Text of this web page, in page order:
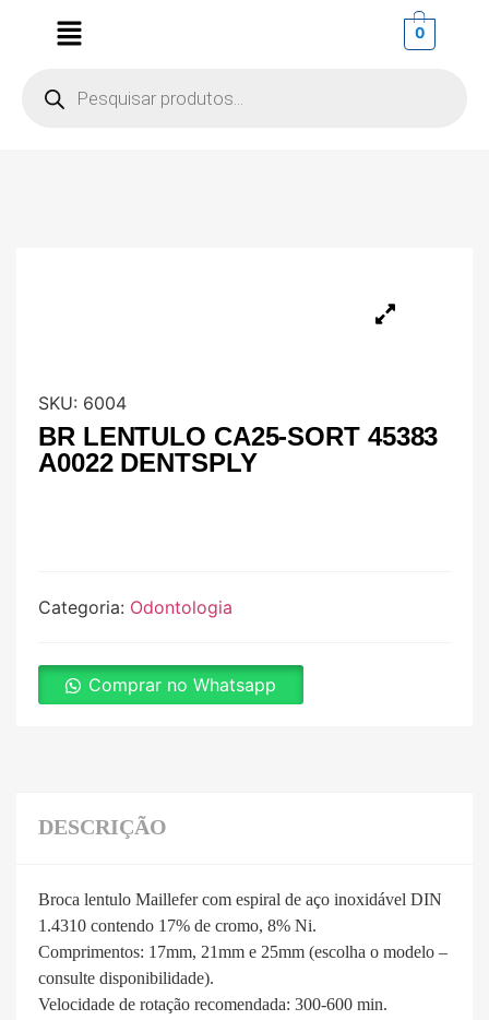
0
SKU: 6004
BR LENTULO CA25-SORT 45383
A0022 DENTSPLY
Categoria: Odontologia
Comprar no Whatsapp
DESCRIÇÃO
Broca lentulo Maillefer com espiral de aço inoxidável DIN
1.4310 contendo 17% de cromo, 8% Ni.
Comprimentos: 17mm, 21mm e 25mm (escolha o modelo –
consulte disponibilidade).
Velocidade de rotação recomendada: 300-600 min.